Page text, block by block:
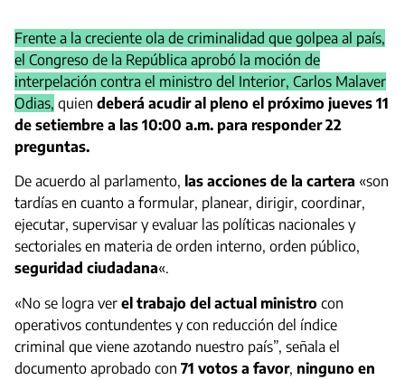
Frente a la creciente ola de criminalidad que golpea al país,
el Congreso de la República aprobó la moción de
interpelación contra el ministro del Interior, Carlos Malaver
Odias, quien deberá acudir al pleno el próximo jueves 11
de setiembre a las 10:00 a.m. para responder 22
preguntas.
De acuerdo al parlamento, las acciones de la cartera «son
tardías en cuanto a formular, planear, dirigir, coordinar,
ejecutar, supervisar y evaluar las políticas nacionales y
sectoriales en materia de orden interno, orden público,
seguridad ciudadana«.
«No se logra ver el trabajo del actual ministro con
operativos contundentes y con reducción del índice
criminal que viene azotando nuestro país”, señala el
documento aprobado con 71 votos a favor, ninguno en